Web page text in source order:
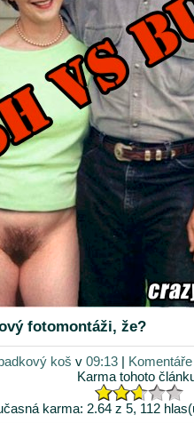
fotomontáži, že?
koš v 09:13|
Karma tohoto
karma: 2.64 z 5, 112